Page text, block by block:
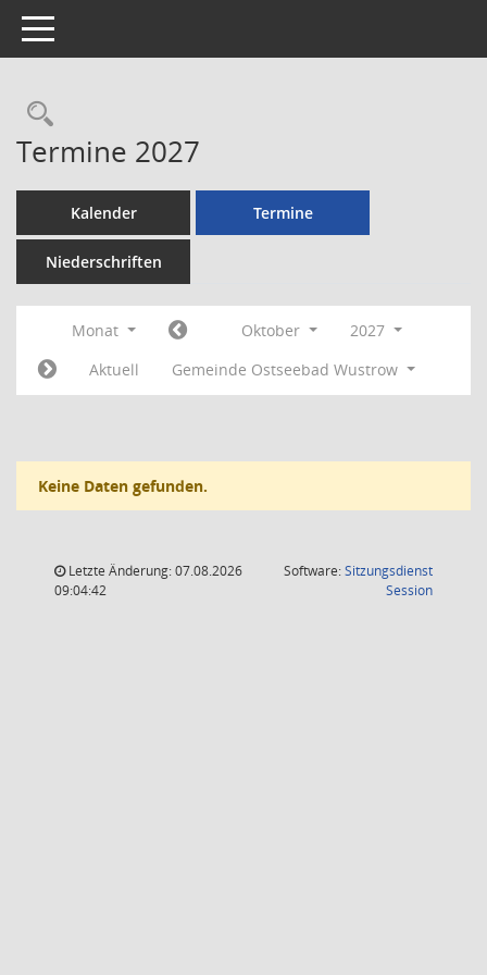
Toggle navigation
Rechercheauswahl
Termine 2027
Kalender Termine
Niederschriften
Monat Oktober
2027
Aktuell
Gemeinde Ostseebad Wustrow
Keine Daten gefunden.
Letzte Änderung: 07.08.2026
09:04:42
Software:Sitzungsdienst
Session(Wird in